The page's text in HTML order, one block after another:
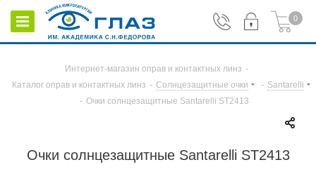
0
Интернет-магазин оправ и контактных линз -
Каталог оправ и контактных линз - Солнцезащитные очки - Santarelli
- Очки солнцезащитные Santarelli ST2413
Очки солнцезащитные Santarelli ST2413